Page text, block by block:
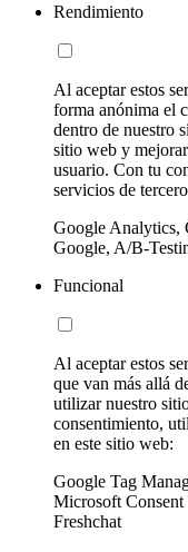
Rendimiento
Al aceptar estos
forma anónima el
dentro de nuestro
sitio web y
usuario. Con tu
servicios de
Google Analytics,
Google, A/B-
Funcional
Al aceptar estos
que van más allá
utilizar nuestro
consentimiento,
en este sitio web:
Google Tag
Microsoft
Freshchat